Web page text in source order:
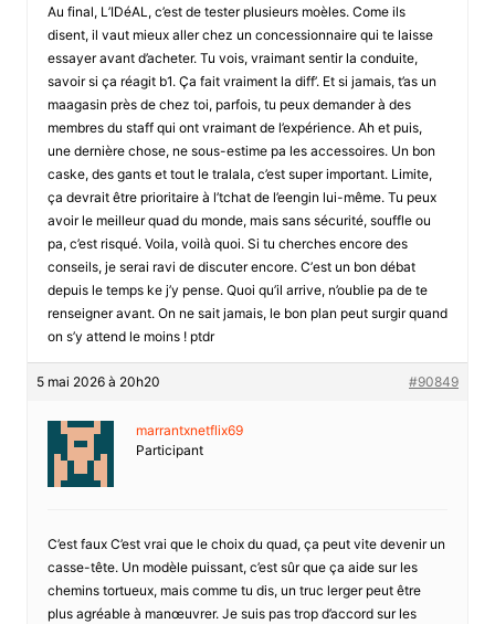
Au final, L’IDéAL, c’est de tester plusieurs moèles. Come ils
disent, il vaut mieux aller chez un concessionnaire qui te laisse
essayer avant d’acheter. Tu vois, vraimant sentir la conduite,
savoir si ça réagit b1. Ça fait vraiment la diff’. Et si jamais, t’as un
maagasin près de chez toi, parfois, tu peux demander à des
membres du staff qui ont vraimant de l’expérience. Ah et puis,
une dernière chose, ne sous-estime pa les accessoires. Un bon
caske, des gants et tout le tralala, c’est super important. Limite,
ça devrait être prioritaire à l’tchat de l’eengin lui-même. Tu peux
avoir le meilleur quad du monde, mais sans sécurité, souffle ou
pa, c’est risqué. Voila, voilà quoi. Si tu cherches encore des
conseils, je serai ravi de discuter encore. С’est un bon débat
depuis le temps ke j’y pense. Quoi qu’il arrive, n’oublie pa de te
renseigner avant. On ne sait jamais, le bon plan peut surgir quand
on s’y attend le moins ! ptdr
5 mai 2026 à 20h20 #90849
marrantxnetflix69
Participant
C’est faux C’est vrai que le choix du quad, ça peut vite devenir un
casse-tête. Un modèle puissant, c’est sûr que ça aide sur les
chemins tortueux, mais comme tu dis, un truc lerger peut être
plus agréable à manœuvrer. Je suis pas trop d’accord sur les